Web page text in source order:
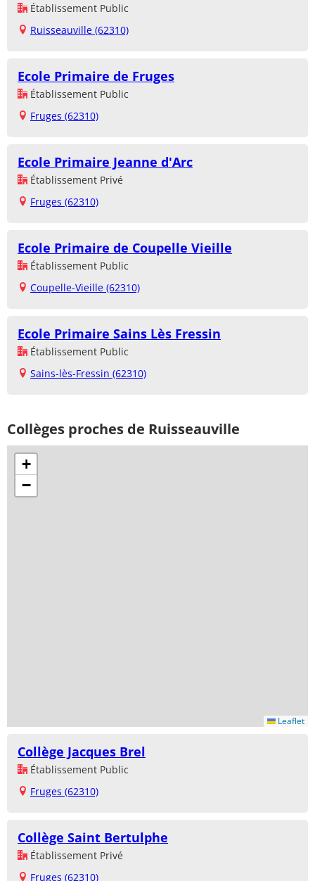
Établissement Public
Ruisseauville (62310)
Ecole Primaire de Fruges
Établissement Public
Fruges (62310)
Ecole Primaire Jeanne d'Arc
Établissement Privé
Fruges (62310)
Ecole Primaire de Coupelle Vieille
Établissement Public
Coupelle-Vieille (62310)
Ecole Primaire Sains Lès Fressin
Établissement Public
Sains-lès-Fressin (62310)
Collèges proches de Ruisseauville
+
−
Leaflet
Collège Jacques Brel
Établissement Public
Fruges (62310)
Collège Saint Bertulphe
Établissement Privé
Fruges (62310)